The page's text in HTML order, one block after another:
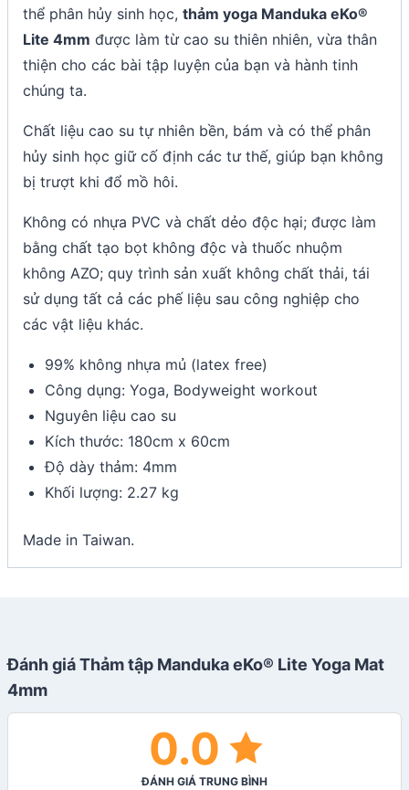
thể phân hủy sinh học, thảm yoga Manduka eKo®
Lite 4mm được làm từ cao su thiên nhiên, vừa thân
thiện cho các bài tập luyện của bạn và hành tinh
chúng ta.
Chất liệu cao su tự nhiên bền, bám và có thể phân
hủy sinh học giữ cố định các tư thế, giúp bạn không
bị trượt khi đổ mồ hôi.
Không có nhựa PVC và chất dẻo độc hại; được làm
bằng chất tạo bọt không độc và thuốc nhuộm
không AZO; quy trình sản xuất không chất thải, tái
sử dụng tất cả các phế liệu sau công nghiệp cho
các vật liệu khác.
99% không nhựa mủ (latex free)
Công dụng: Yoga, Bodyweight workout
Nguyên liệu cao su
Kích thước: 180cm x 60cm
Độ dày thảm: 4mm
Khối lượng: 2.27 kg
Made in Taiwan.
Đánh giá Thảm tập Manduka eKo® Lite Yoga Mat
4mm
0.0
ĐÁNH GIÁ TRUNG BÌNH